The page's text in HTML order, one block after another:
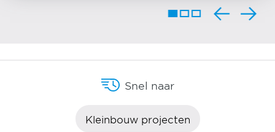
Snel naar
Kleinbouw projecten